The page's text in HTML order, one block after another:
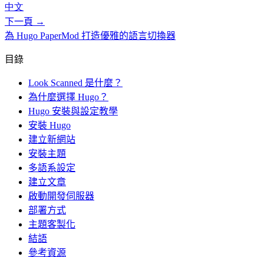
中文
下一頁 →
為 Hugo PaperMod 打造優雅的語言切換器
目錄
Look Scanned 是什麼？
為什麼選擇 Hugo？
Hugo 安裝與設定教學
安裝 Hugo
建立新網站
安裝主題
多語系設定
建立文章
啟動開發伺服器
部署方式
主題客製化
結語
參考資源